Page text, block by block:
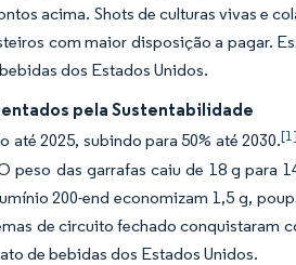
acima. Shots de culturas vivas e
com maior disposição a pagar.
dos Estados Unidos.
pela Sustentabilidade
até 2025, subindo para 50% até 2030.[1]
peso das garrafas caiu de 18 g para
200-end economizam 1,5 g,
de circuito fechado conquistaram
de bebidas dos Estados Unidos.